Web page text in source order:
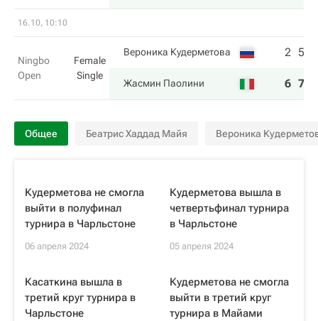
16.10, 10:10
Ningbo
Open
Female
Single
Вероника Кудерметова 2 5
Жасмин Паолини 6 7
Общее Беатрис Хаддад Майя Вероника
Кудерметова не смогла
выйти в полуфинал
турнира в Чарльстоне
06 апреля 2024
Кудерметова вышла в
четвертьфинал турнира
в Чарльстоне
05 апреля 2024
Касаткина вышла в
третий круг турнира в
Чарльстоне
Кудерметова не смогла
выйти в третий круг
турнира в Майами